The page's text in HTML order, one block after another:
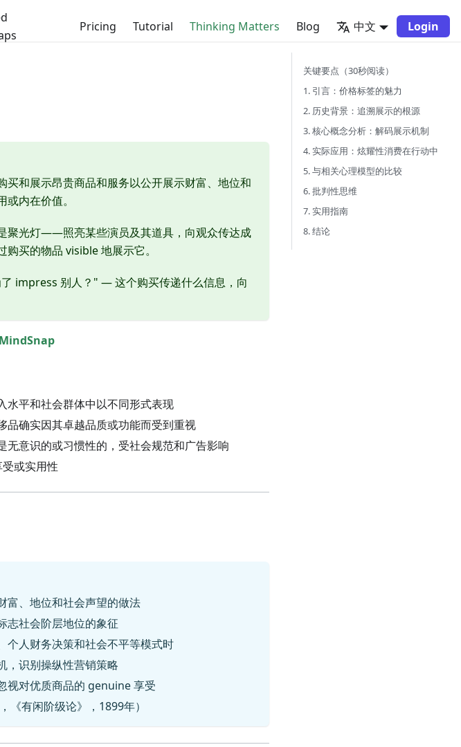
Pricing Tutorial Thinking Matters Blog 中文 Login
买和展示昂贵商品和服务以公开展示财富、地位和
内在价值。
聚光灯——照亮某些演员及其道具，向观众传达成
买的物品 visible 地展示它。
impress 别人？" — 这个购买传递什么信息，向
MindSnap
水平和社会群体中以不同形式表现
确实因其卓越品质或功能而受到重视
意识的或习惯性的，受社会规范和广告影响
或实用性
富、地位和社会声望的做法
志社会阶层地位的象征
个人财务决策和社会不平等模式时
，识别操纵性营销策略
视对优质商品的 genuine 享受
《有闲阶级论》，1899年）
关键要点（30秒阅读）
1. 引言：价格标签的魅力
2. 历史背景：追溯展示的根源
3. 核心概念分析：解码展示机制
4. 实际应用：炫耀性消费在行动中
5. 与相关心理模型的比较
6. 批判性思维
7. 实用指南
8. 结论